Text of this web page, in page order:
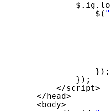
$(
});
});
</script>
</head>
<body>